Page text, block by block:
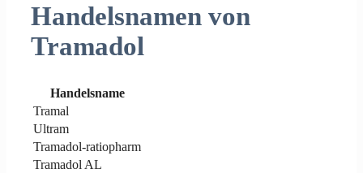
Handelsnamen von
Tramadol
Handelsname
Tramal
Ultram
Tramadol-ratiopharm
Tramadol AL